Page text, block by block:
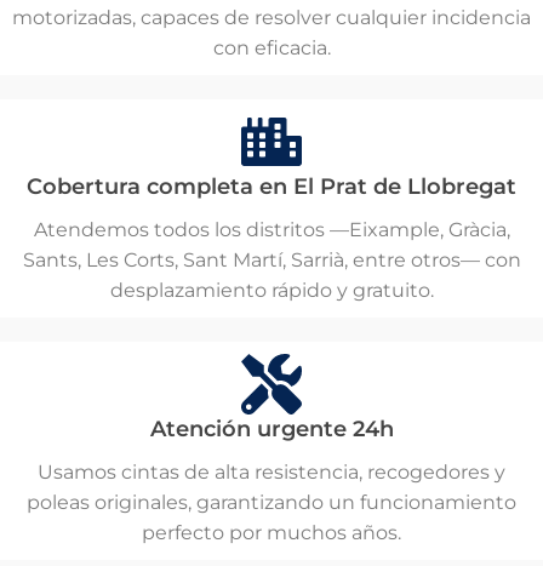
motorizadas, capaces de resolver cualquier incidencia
con eficacia.
Cobertura completa en El Prat de Llobregat
Atendemos todos los distritos —Eixample, Gràcia,
Sants, Les Corts, Sant Martí, Sarrià, entre otros— con
desplazamiento rápido y gratuito.
Atención urgente 24h
Usamos cintas de alta resistencia, recogedores y
poleas originales, garantizando un funcionamiento
perfecto por muchos años.